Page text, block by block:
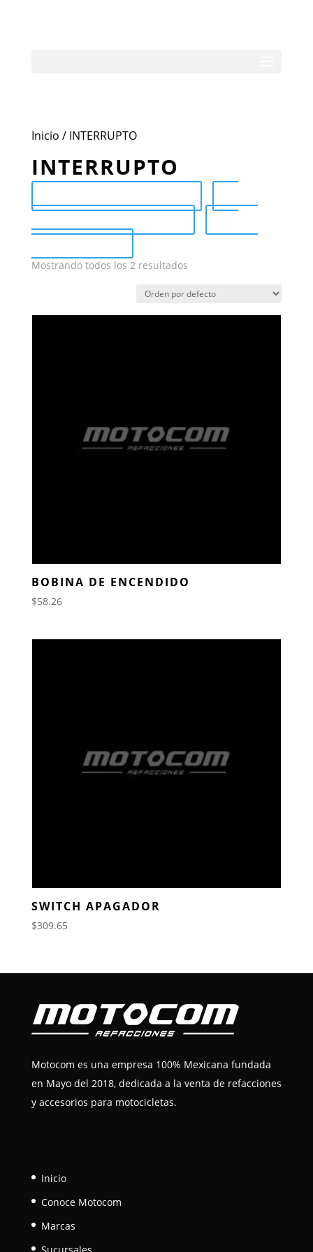
Inicio / INTERRUPTO
INTERRUPTO
Mostrando todos los 2 resultados
BOBINA DE ENCENDIDO
$58.26
SWITCH APAGADOR
$309.65
Motocom es una empresa 100% Mexicana fundada
en Mayo del 2018, dedicada a la venta de refacciones
y accesorios para motocicletas.
Inicio
Conoce Motocom
Marcas